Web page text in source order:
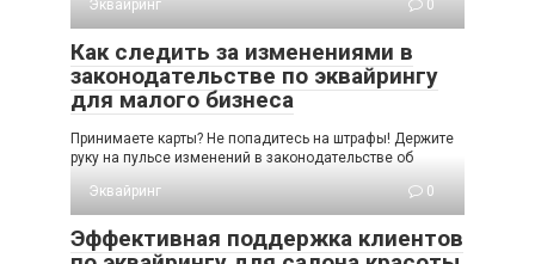
Эквайринг
0
Как следить за изменениями в
законодательстве по эквайрингу
для малого бизнеса
Принимаете карты? Не попадитесь на штрафы! Держите
руку на пульсе изменений в законодательстве об
Эквайринг
0
Эффективная поддержка клиентов